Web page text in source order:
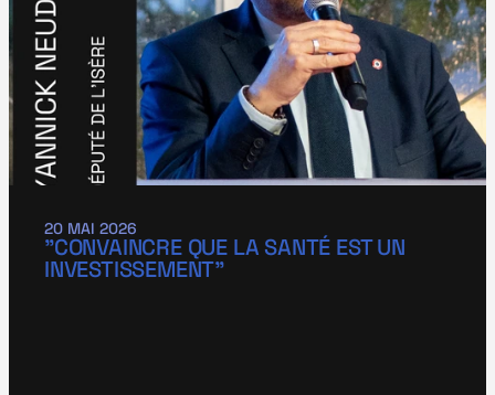
20 MAI 2026
"CONVAINCRE QUE LA SANTÉ EST UN
INVESTISSEMENT"